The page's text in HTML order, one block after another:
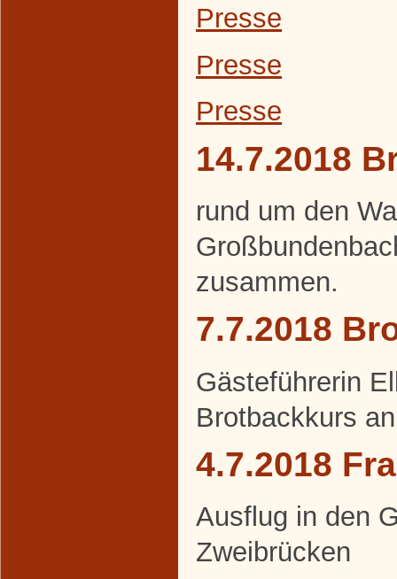
Presse
Presse
Presse
14.7.2018
rund um den
zusammen.
7.7.2018
Gästeführerin
Brotbackkurs
4.7.2018
Ausflug in den
Zweibrücken